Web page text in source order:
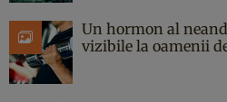
Un hormon al
vizibile la oamenii